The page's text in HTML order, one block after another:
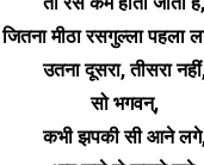
जितना मीठा रसगुल्ला पहला
उतना दूसरा, तीसरा
सो भगवन्,
कभी झपकी सी आने